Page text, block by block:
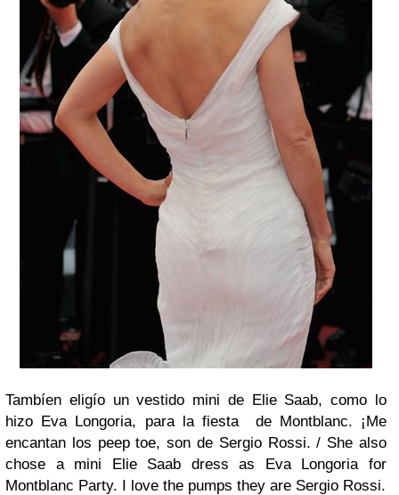
Tambíen eligío un vestido mini de Elie Saab, como lo
hizo Eva Longoria, para la fiesta de Montblanc. ¡Me
encantan los peep toe, son de Sergio Rossi. / She also
chose a mini Elie Saab dress as Eva Longoria for
Montblanc Party. I love the pumps they are Sergio Rossi.